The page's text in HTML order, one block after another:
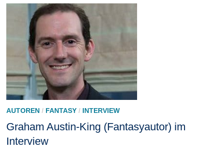
AUTOREN/ FANTASY/ INTERVIEW
Graham Austin-King (Fantasyautor) im
Interview